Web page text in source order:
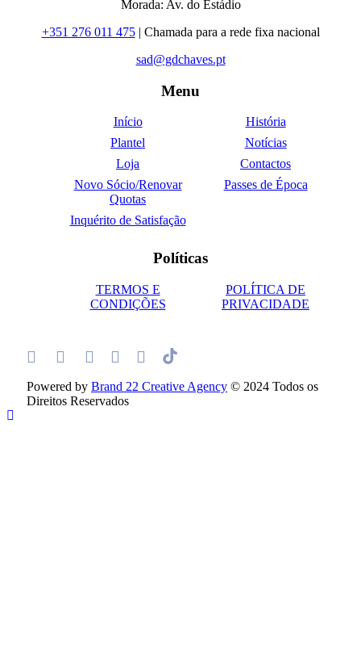
Morada: Av. do Estádio
+351 276 011 475| Chamada para a rede fixa nacional
sad@gdchaves.pt
Menu
Início
História
Plantel
Notícias
Loja
Contactos
Novo Sócio/Renovar
Quotas
Passes de Época
Inquérito de Satisfação
Políticas
TERMOS E
CONDIÇÕES
POLÍTICA DE
PRIVACIDADE
Powered by Brand 22 Creative Agency © 2024 Todos os
Direitos Reservados